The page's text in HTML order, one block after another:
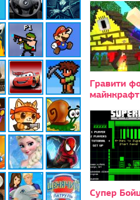
Гравити
майнкрафт
Супер